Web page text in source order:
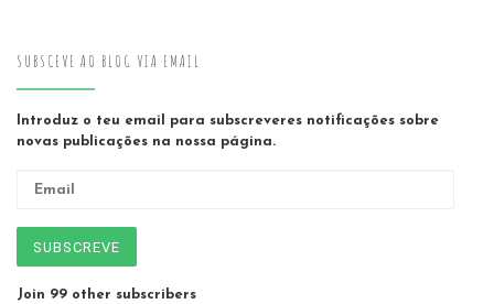
SUBSCEVE AO BLOG VIA EMAIL
Introduz o teu email para subscreveres notificações sobre
novas publicações na nossa página.
SUBSCREVE
Join 99 other subscribers